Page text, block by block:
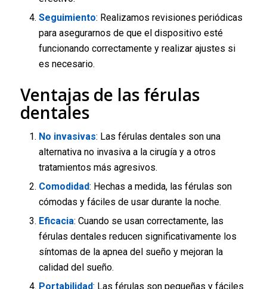
Seguimiento: Realizamos revisiones periódicas
para asegurarnos de que el dispositivo esté
funcionando correctamente y realizar ajustes si
es necesario.
Ventajas de las férulas
dentales
No invasivas: Las férulas dentales son una
alternativa no invasiva a la cirugía y a otros
tratamientos más agresivos.
Comodidad: Hechas a medida, las férulas son
cómodas y fáciles de usar durante la noche.
Eficacia: Cuando se usan correctamente, las
férulas dentales reducen significativamente los
síntomas de la apnea del sueño y mejoran la
calidad del sueño.
Portabilidad: Las férulas son pequeñas y fáciles